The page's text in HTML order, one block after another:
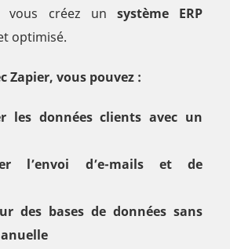
vous créez un système ERP
optimisé.
Zapier, vous pouvez :
les données clients avec un
l’envoi d’e-mails et de
des bases de données sans